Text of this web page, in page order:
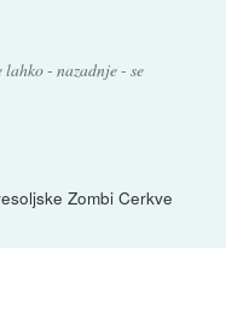
lahko - nazadnje - se
Zombi Cerkve